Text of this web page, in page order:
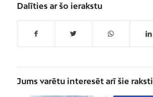
Dalīties ar šo ierakstu
Jums varētu interesēt arī šie raksti